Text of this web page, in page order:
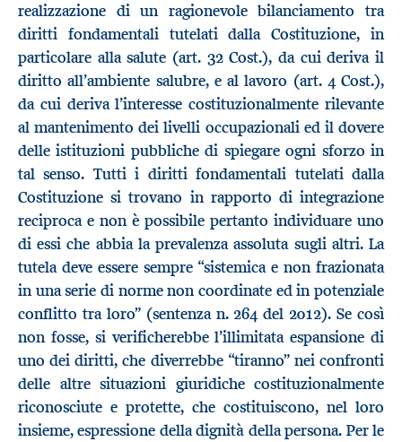
realizzazione di un ragionevole bilanciamento tra
diritti fondamentali tutelati dalla Costituzione, in
particolare alla salute (art. 32 Cost.), da cui deriva il
diritto all’ambiente salubre, e al lavoro (art. 4 Cost.),
da cui deriva l’interesse costituzionalmente rilevante
al mantenimento dei livelli occupazionali ed il dovere
delle istituzioni pubbliche di spiegare ogni sforzo in
tal senso. Tutti i diritti fondamentali tutelati dalla
Costituzione si trovano in rapporto di integrazione
reciproca e non è possibile pertanto individuare uno
di essi che abbia la prevalenza assoluta sugli altri. La
tutela deve essere sempre “sistemica e non frazionata
in una serie di norme non coordinate ed in potenziale
conflitto tra loro” (sentenza n. 264 del 2012). Se così
non fosse, si verificherebbe l’illimitata espansione di
uno dei diritti, che diverrebbe “tiranno” nei confronti
delle altre situazioni giuridiche costituzionalmente
riconosciute e protette, che costituiscono, nel loro
insieme, espressione della dignità della persona. Per le